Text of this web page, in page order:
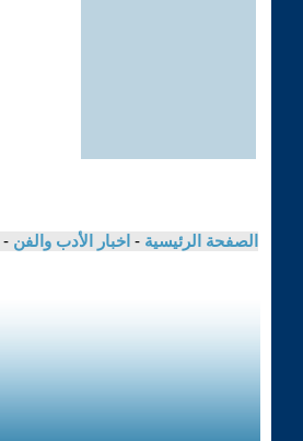
الصفحة الرئيسية - اخبار الأدب والفن -